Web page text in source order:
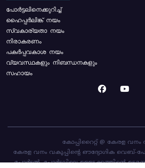
പോര്‍ട്ടലിനെക്കുറിച്ച്
ഹൈപ്പർലിങ്ക് നയം
സ്വകാര്യതാ നയം
നിരാകരണം
പകർപ്പവകാശ നയം
വ്യവസ്ഥകളും നിബന്ധനകളും
സഹായം
കോപ്പിറൈറ്റ് @ കേരള വനം
കേരള വനം വകുപ്പിന്റെ ഔദ്യോഗിക വെബ്-
പോർട്ടൽ. പോർട്ടലിലെ ഉള്ളടക്കത്തിന്റെ